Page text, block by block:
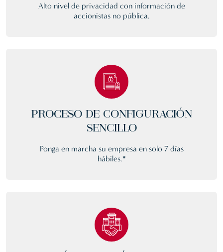
Alto nivel de privacidad con información de
accionistas no pública.
PROCESO DE CONFIGURACIÓN
SENCILLO
Ponga en marcha su empresa en solo 7 días
hábiles.*